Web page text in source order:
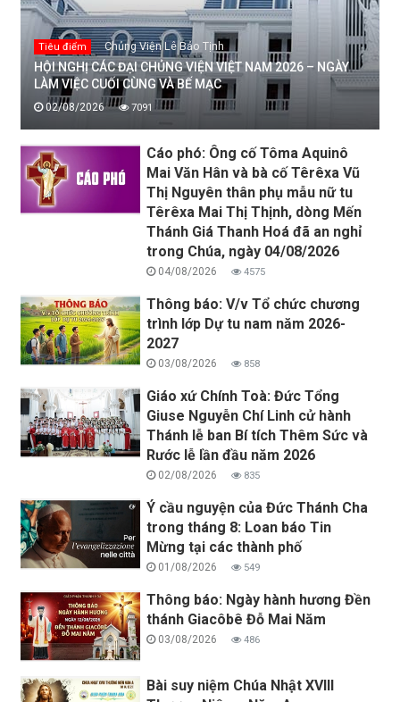
Tiêu điểm Chủng Viện Lê Bảo Tịnh
HỘI NGHỊ CÁC ĐẠI CHỦNG VIỆN VIỆT NAM 2026 – NGÀY
LÀM VIỆC CUỐI CÙNG VÀ BẾ MẠC
02/08/2026 7091
Cáo phó: Ông cố Tôma Aquinô
Mai Văn Hân và bà cố Têrêxa Vũ
Thị Nguyên thân phụ mẫu nữ tu
Têrêxa Mai Thị Thịnh, dòng Mến
Thánh Giá Thanh Hoá đã an nghỉ
trong Chúa, ngày 04/08/2026
04/08/2026 4575
Thông báo: V/v Tổ chức chương
trình lớp Dự tu nam năm 2026-
2027
03/08/2026 858
Giáo xứ Chính Toà: Đức Tổng
Giuse Nguyễn Chí Linh cử hành
Thánh lễ ban Bí tích Thêm Sức và
Rước lễ lần đầu năm 2026
02/08/2026 835
Ý cầu nguyện của Đức Thánh Cha
trong tháng 8: Loan báo Tin
Mừng tại các thành phố
01/08/2026 549
Thông báo: Ngày hành hương Đền
thánh Giacôbê Đỗ Mai Năm
03/08/2026 486
Bài suy niệm Chúa Nhật XVIII